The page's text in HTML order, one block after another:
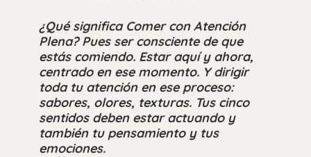
¿Qué significa Comer con Atención
Plena? Pues ser consciente de que
estás comiendo. Estar aquí y ahora,
centrado en ese momento. Y dirigir
toda tu atención en ese proceso:
sabores, olores, texturas. Tus cinco
sentidos deben estar actuando y
también tu pensamiento y tus
emociones.